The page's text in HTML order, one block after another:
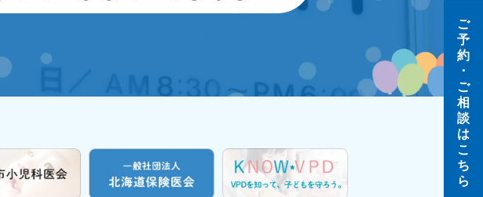
ご
予
約
･
ご
相
談
は
こ
ち
ら